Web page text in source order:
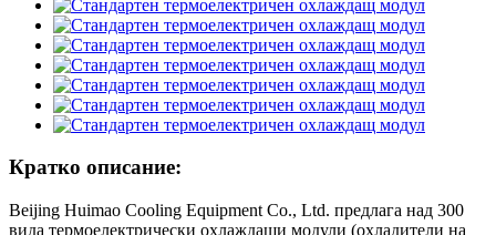
Кратко описание:
Beijing Huimao Cooling Equipment Co., Ltd. предлага над 300
вида термоелектрически охлаждащи модули (охладители на